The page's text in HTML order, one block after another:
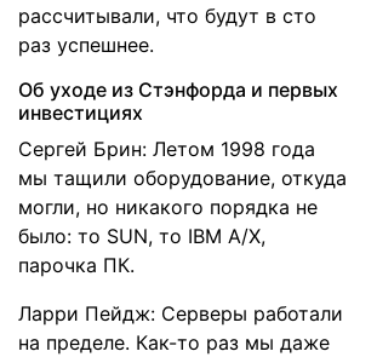
рассчитывали, что будут в сто
раз успешнее.
Об уходе из Стэнфорда и первых
инвестициях
Сергей Брин: Летом 1998 года
мы тащили оборудование, откуда
могли, но никакого порядка не
было: то SUN, то IBM A/X,
парочка ПК.
Ларри Пейдж: Серверы работали
на пределе. Как-то раз мы даже